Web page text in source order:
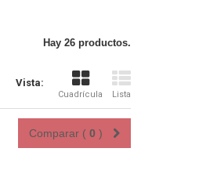
Hay 26 productos.
Vista:
Cuadrícula Lista
Comparar ( 0 )
Vista rápida